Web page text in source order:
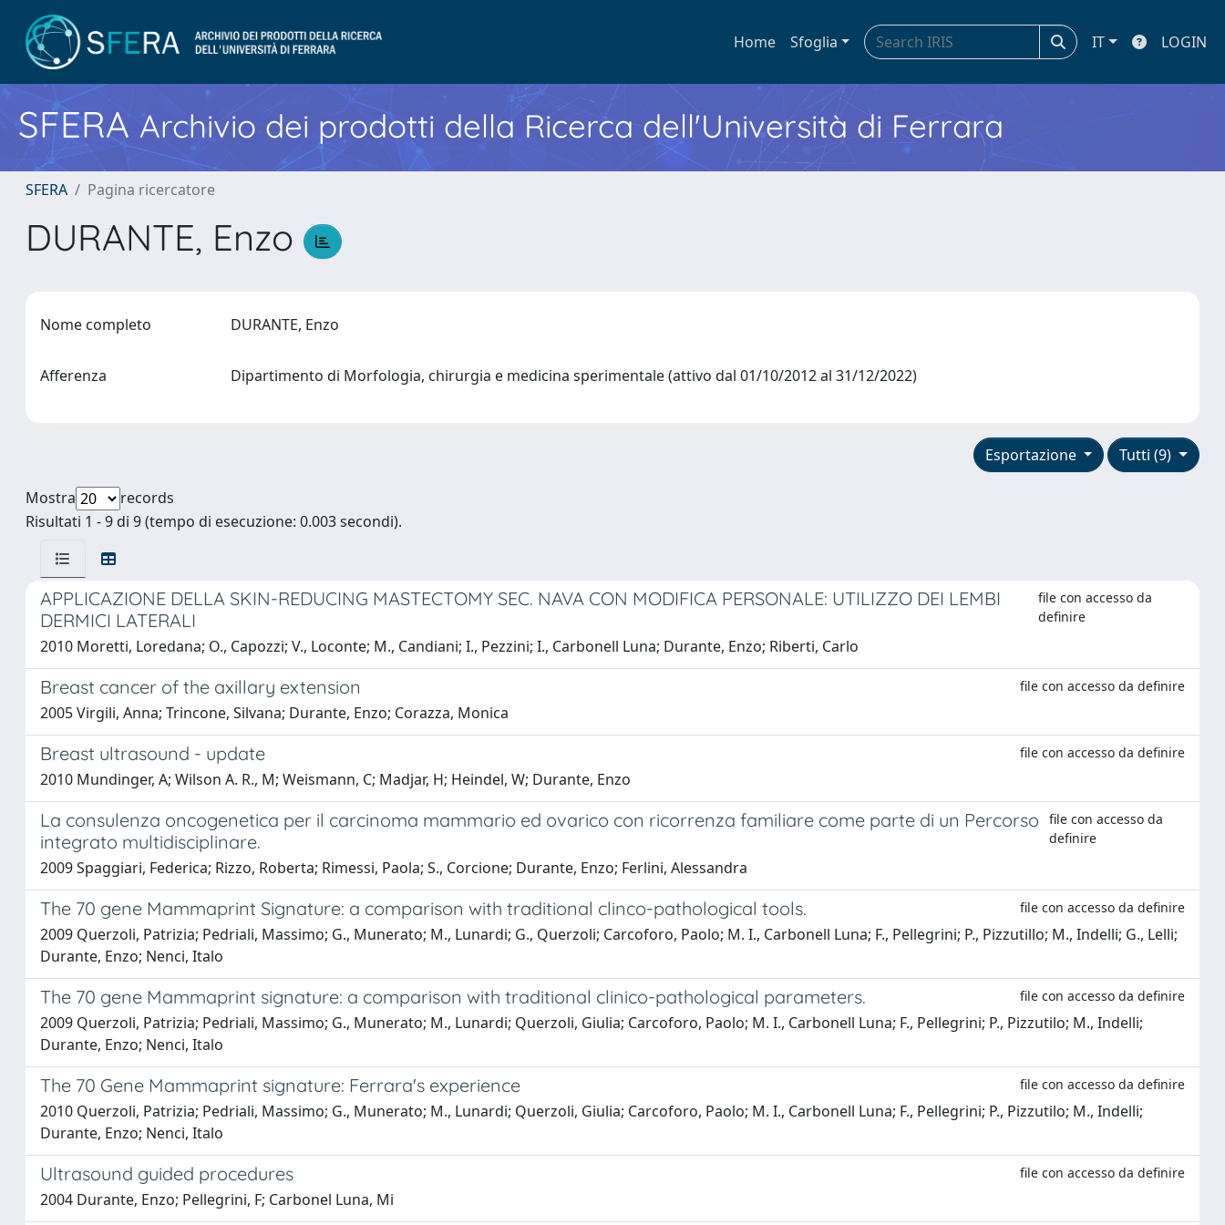
Home Sfoglia IT LOGIN
SFERA Archivio dei prodotti della Ricerca dell'Università di Ferrara
SFERA Pagina ricercatore
DURANTE, Enzo
Nome completo DURANTE, Enzo
Afferenza Dipartimento di Morfologia, chirurgia e medicina sperimentale (attivo dal 01/10/2012 al 31/12/2022)
Tutti (9)
Esportazione
Mostra
records
Risultati 1 - 9 di 9 (tempo di esecuzione: 0.003 secondi).
APPLICAZIONE DELLA SKIN-REDUCING MASTECTOMY SEC. NAVA CON MODIFICA PERSONALE: UTILIZZO DEI LEMBI
DERMICI LATERALI
file con accesso da
definire
2010 Moretti, Loredana; O., Capozzi; V., Loconte; M., Candiani; I., Pezzini; I., Carbonell Luna; Durante, Enzo; Riberti, Carlo
Breast cancer of the axillary extension file con accesso da definire
2005 Virgili, Anna; Trincone, Silvana; Durante, Enzo; Corazza, Monica
Breast ultrasound - update file con accesso da definire
2010 Mundinger, A; Wilson A. R., M; Weismann, C; Madjar, H; Heindel, W; Durante, Enzo
La consulenza oncogenetica per il carcinoma mammario ed ovarico con ricorrenza familiare come parte di un Percorso
integrato multidisciplinare.
file con accesso da
definire
2009 Spaggiari, Federica; Rizzo, Roberta; Rimessi, Paola; S., Corcione; Durante, Enzo; Ferlini, Alessandra
The 70 gene Mammaprint Signature: a comparison with traditional clinco-pathological tools. file con accesso da definire
2009 Querzoli, Patrizia; Pedriali, Massimo; G., Munerato; M., Lunardi; G., Querzoli; Carcoforo, Paolo; M. I., Carbonell Luna; F., Pellegrini; P., Pizzutillo; M., Indelli; G., Lelli;
Durante, Enzo; Nenci, Italo
The 70 gene Mammaprint signature: a comparison with traditional clinico-pathological parameters. file con accesso da definire
2009 Querzoli, Patrizia; Pedriali, Massimo; G., Munerato; M., Lunardi; Querzoli, Giulia; Carcoforo, Paolo; M. I., Carbonell Luna; F., Pellegrini; P., Pizzutilo; M., Indelli;
Durante, Enzo; Nenci, Italo
The 70 Gene Mammaprint signature: Ferrara's experience file con accesso da definire
2010 Querzoli, Patrizia; Pedriali, Massimo; G., Munerato; M., Lunardi; Querzoli, Giulia; Carcoforo, Paolo; M. I., Carbonell Luna; F., Pellegrini; P., Pizzutilo; M., Indelli;
Durante, Enzo; Nenci, Italo
Ultrasound guided procedures file con accesso da definire
2004 Durante, Enzo; Pellegrini, F; Carbonel Luna, Mi